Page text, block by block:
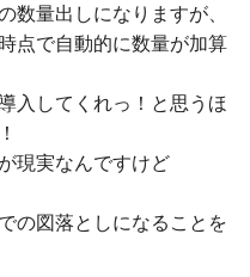
数量出しになりますが、
点で自動的に数量が加算
入してくれっ！と思うほ
現実なんですけど
の図落としになることを